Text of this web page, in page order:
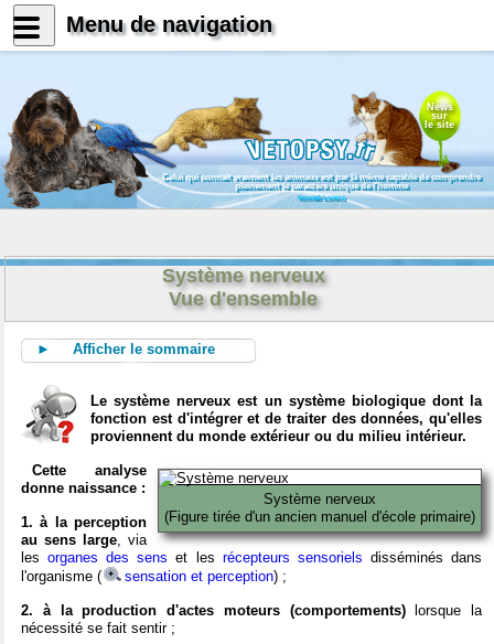
News
sur
le site
Celui qui connait vraiment les animaux est par là même capable de comprendre
pleinement le caractère unique de l'homme
Konrad Lorenz
Système nerveux
Vue d'ensemble
► Afficher le sommaire
Le système nerveux est un système biologique dont la
fonction est d'intégrer et de traiter des données, qu'elles
proviennent du monde extérieur ou du milieu intérieur.
Système nerveux
(Figure tirée d'un ancien manuel d'école primaire)
Cette analyse
donne naissance :
1. à la perception
au sens large, via
lesorganes des sens et les récepteurs sensoriels disséminés dans
l'organisme (
sensation et perception) ;
2. à la production d'actes moteurs (comportements)lorsque la
nécessité se fait sentir ;
Menu de navigation